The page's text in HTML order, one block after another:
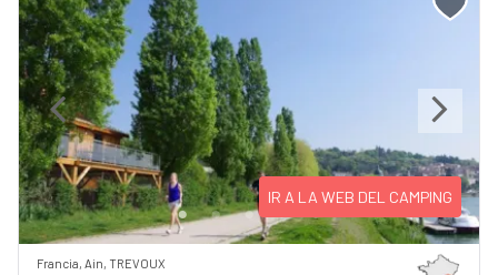
Previous
IR A LA WEB DEL CAMPING
Francia, Ain, TREVOUX